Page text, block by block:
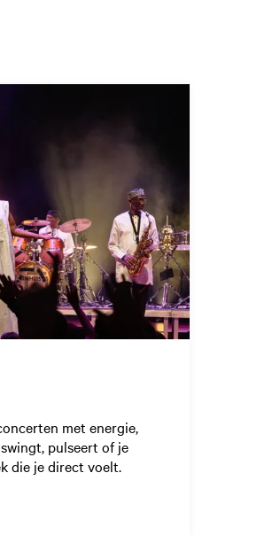
met energie,
pulseert of je
die je direct voelt.